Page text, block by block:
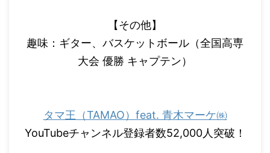
【その他】
趣味：ギター、バスケットボール（全国高専
大会 優勝 キャプテン）
タマ王（TAMAO）feat. 青木マーケ㈱
YouTubeチャンネル登録者数52,000人突破！